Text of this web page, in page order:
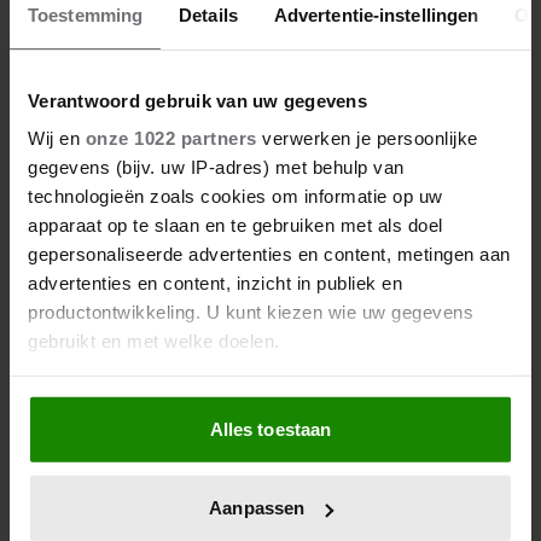
Toestemming Details Advertentie-instellingen
Verantwoord gebruik van uw gegevens
Wij en onze 1022 partners verwerken je persoonlijke
gegevens (bijv. uw IP-adres) met behulp van
technologieën zoals cookies om informatie op uw
apparaat op te slaan en te gebruiken met als doel
gepersonaliseerde advertenties en content, metingen aan
advertenties en content, inzicht in publiek en
productontwikkeling. U kunt kiezen wie uw gegevens
gebruikt en met welke doelen.
Als u het toestaat, willen we ook graag:
Informatie verzamelen over uw geografische
locatie, die tot een paar meter nauwkeurig kan zijn
scannen op specifieke eigenschappen (fingerprinting)
Alles toestaan
Aanpassen
Win: CamelBak Thrive mok (navy
of moss)
Wandelaars, opgelet: deze thermosmok van CamelBak
is ideaal voor lange wandelingen in de herfst of winter.